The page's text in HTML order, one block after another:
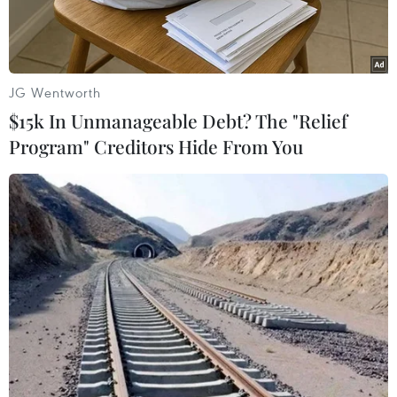
tục được xử lý.
Hiện trường hầm chứa đạn được phát hiện trong rừng cây phi
lao ở thôn An Mỹ, xã Gio Mỹ, huyện Gio Linh, tỉnh Quảng Trị.
(Ảnh: NPA/RENEW - TTXVN phát)
Theo Ban Chỉ đạo Khắc phục hậu quả bom mìn
JG Wentworth
$15k In Unmanageable Debt? The "Relief
Program" Creditors Hide From You